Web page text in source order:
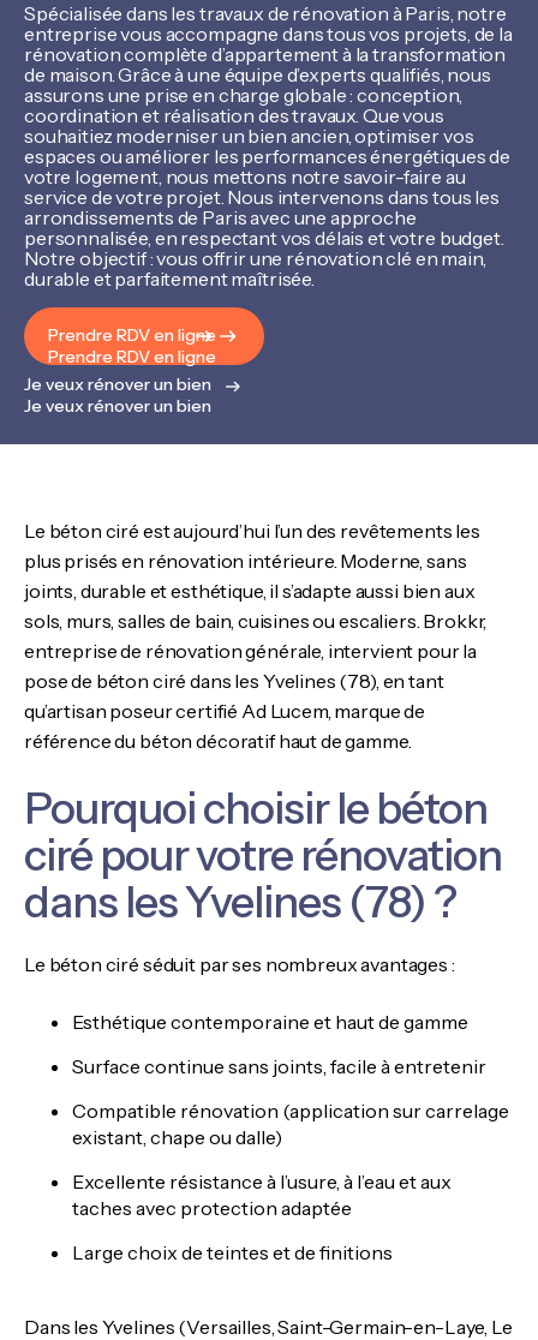
Spécialisée dans les travaux de rénovation à Paris, notre
entreprise vous accompagne dans tous vos projets, de la
rénovation complète d’appartement à la transformation
de maison. Grâce à une équipe d’experts qualifiés, nous
assurons une prise en charge globale : conception,
coordination et réalisation des travaux. Que vous
souhaitiez moderniser un bien ancien, optimiser vos
espaces ou améliorer les performances énergétiques de
votre logement, nous mettons notre savoir-faire au
service de votre projet. Nous intervenons dans tous les
arrondissements de Paris avec une approche
personnalisée, en respectant vos délais et votre budget.
Notre objectif : vous offrir une rénovation clé en main,
durable et parfaitement maîtrisée.
Prendre RDV en ligne
Prendre RDV en ligne
Je veux rénover un bien
Je veux rénover un bien
Le béton ciré est aujourd’hui l’un des revêtements les
plus prisés en rénovation intérieure. Moderne, sans
joints, durable et esthétique, il s’adapte aussi bien aux
sols, murs, salles de bain, cuisines ou escaliers. Brokkr,
entreprise de rénovation générale, intervient pour la
pose de béton ciré dans les Yvelines (78), en tant
qu’artisan poseur certifié Ad Lucem, marque de
référence du béton décoratif haut de gamme.
Pourquoi choisir le béton
ciré pour votre rénovation
dans les Yvelines (78) ?
Le béton ciré séduit par ses nombreux avantages :
Esthétique contemporaine et haut de gamme
Surface continue sans joints, facile à entretenir
Compatible rénovation (application sur carrelage
existant, chape ou dalle)
Excellente résistance à l’usure, à l’eau et aux
taches avec protection adaptée
Large choix de teintes et de finitions
Dans les Yvelines (Versailles, Saint-Germain-en-Laye, Le